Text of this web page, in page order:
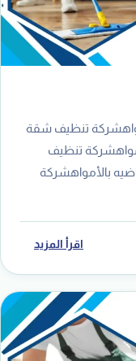
تنظيف شقة
تنظيف
بالأمواهشركة
اقرأ المزيد